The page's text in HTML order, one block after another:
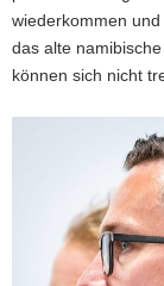
wiederkommen
das alte
können sich nicht